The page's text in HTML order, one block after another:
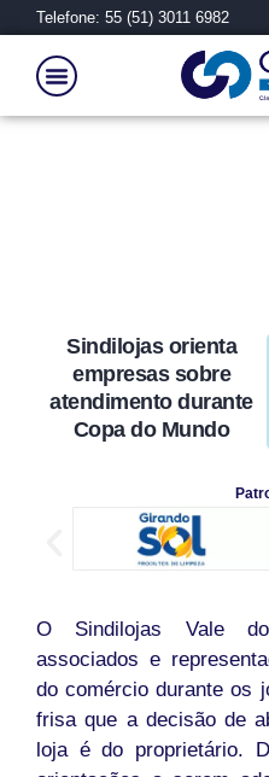
Telefone: 55 (51) 3011 6982
Sindilojas orienta
empresas sobre
atendimento durante
Copa do Mundo
O Sindilojas Vale
associados e
do comércio durante os
frisa que a decisão de
loja é do proprietário.